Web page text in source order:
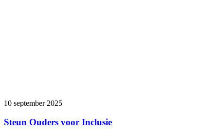
10 september 2025
Steun Ouders voor Inclusie